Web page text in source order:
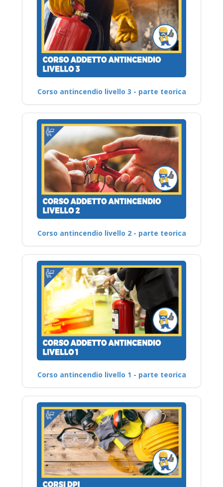
Corso antincendio livello 3 - parte teorica
Corso antincendio livello 2 - parte teorica
Corso antincendio livello 1 - parte teorica